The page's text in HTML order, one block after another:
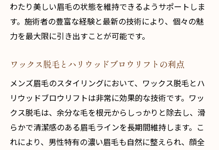
わたり美しい眉毛の状態を維持できるようサポートしま
す。施術者の豊富な経験と最新の技術により、個々の魅
力を最大限に引き出すことが可能です。
ワックス脱毛とハリウッドブロウリフトの利点
メンズ眉毛のスタイリングにおいて、ワックス脱毛とハ
リウッドブロウリフトは非常に効果的な技術です。ワッ
クス脱毛は、余分な毛を根元からしっかりと除去し、滑
らかで清潔感のある眉毛ラインを長期間維持します。こ
れにより、男性特有の濃い眉毛も自然に整えられ、顔全